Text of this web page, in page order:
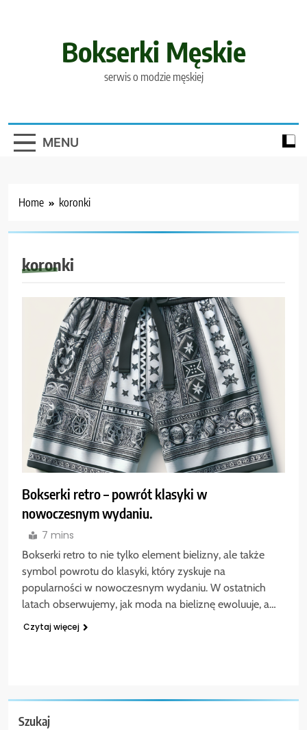
Bokserki Męskie
serwis o modzie męskiej
MENU
Home koronki
koronki
Bokserki retro – powrót klasyki w
nowoczesnym wydaniu.
7 mins
Bokserki retro to nie tylko element bielizny, ale także
symbol powrotu do klasyki, który zyskuje na
popularności w nowoczesnym wydaniu. W ostatnich
latach obserwujemy, jak moda na bieliznę ewoluuje, a…
Czytaj więcej
Szukaj